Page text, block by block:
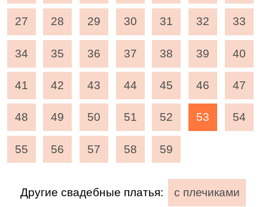
27 28 29 30 31 32 33
34 35 36 37 38 39 40
41 42 43 44 45 46 47
48 49 50 51 52 53 54
55 56 57 58 59
Другие свадебные платья: с плечиками